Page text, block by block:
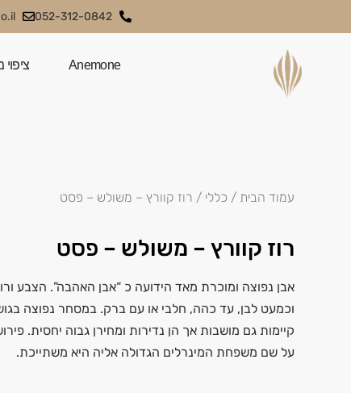
052-312-0842
Anemone
עמוד הבית / כללי / רוז קוורץ – משולש – פסט
רוז קוורץ – משולש – פסט
אבן נפוצה ומוכרת מאד הידועה כ “אבן האהבה”. הצבע ורוד
וכמעט לבן, עד כהה, חלבי או עם ברק. במסחר נפוצה
קיימות גם מושבות אך הן נדירות ומחירן גבוה יחסית.
על שם משפחת המינרלים הגדולה אליה היא משתייכת.